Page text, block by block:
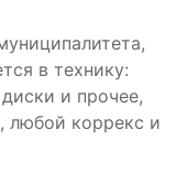
в технику:
и прочее,
любой коррекс и